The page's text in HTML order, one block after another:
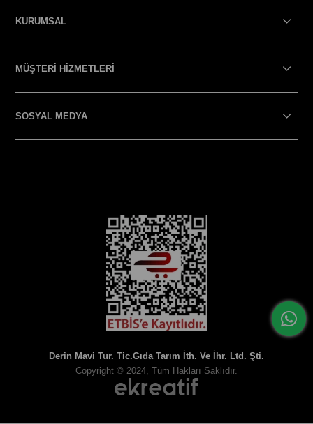
KURUMSAL
MÜŞTERİ HİZMETLERİ
SOSYAL MEDYA
Derin Mavi Tur. Tic.Gıda Tarım İth. Ve İhr. Ltd. Şti.
Copyright © 2024, Tüm Hakları Saklıdır.